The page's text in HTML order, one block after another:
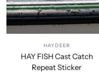
HAYDEER
HAY FISH Cast Catch
Repeat Sticker